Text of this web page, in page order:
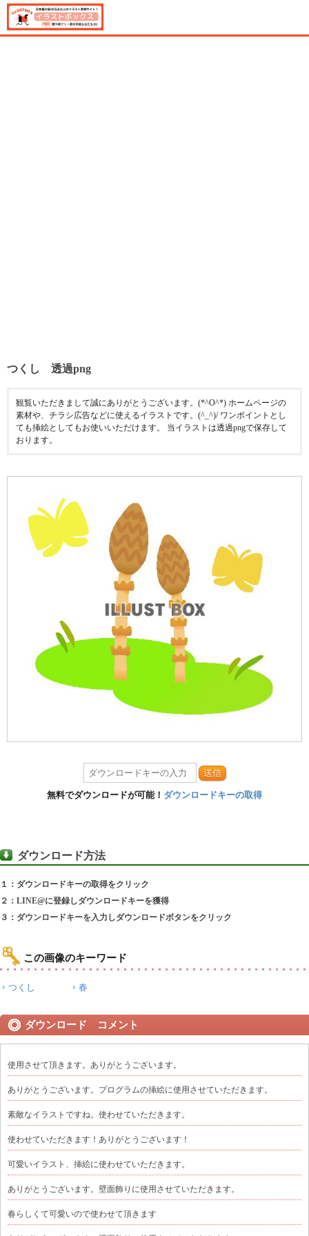
つくし 透過png
観覧いただきまして誠にありがとうございます。(*^O^*) ホームページの
素材や、チラシ広告などに使えるイラストです。(^_^)/ ワンポイントとし
ても挿絵としてもお使いいただけます。 当イラストは透過pngで保存して
おります。
送信
無料でダウンロードが可能！ ダウンロードキーの取得
ダウンロード方法
１：ダウンロードキーの取得をクリック
２：LINE@に登録しダウンロードキーを獲得
３：ダウンロードキーを入力しダウンロードボタンをクリック
この画像のキーワード
つくし 春
ダウンロード コメント
使用させて頂きます。ありがとうございます。
ありがとうございます。プログラムの挿絵に使用させていただきます。
素敵なイラストですね。使わせていただきます。
使わせていただきます！ありがとうございます！
可愛いイラスト、挿絵に使わせていただきます。
ありがとうございます。壁面飾りに使用させていただきます。
春らしくて可愛いので使わせて頂きます